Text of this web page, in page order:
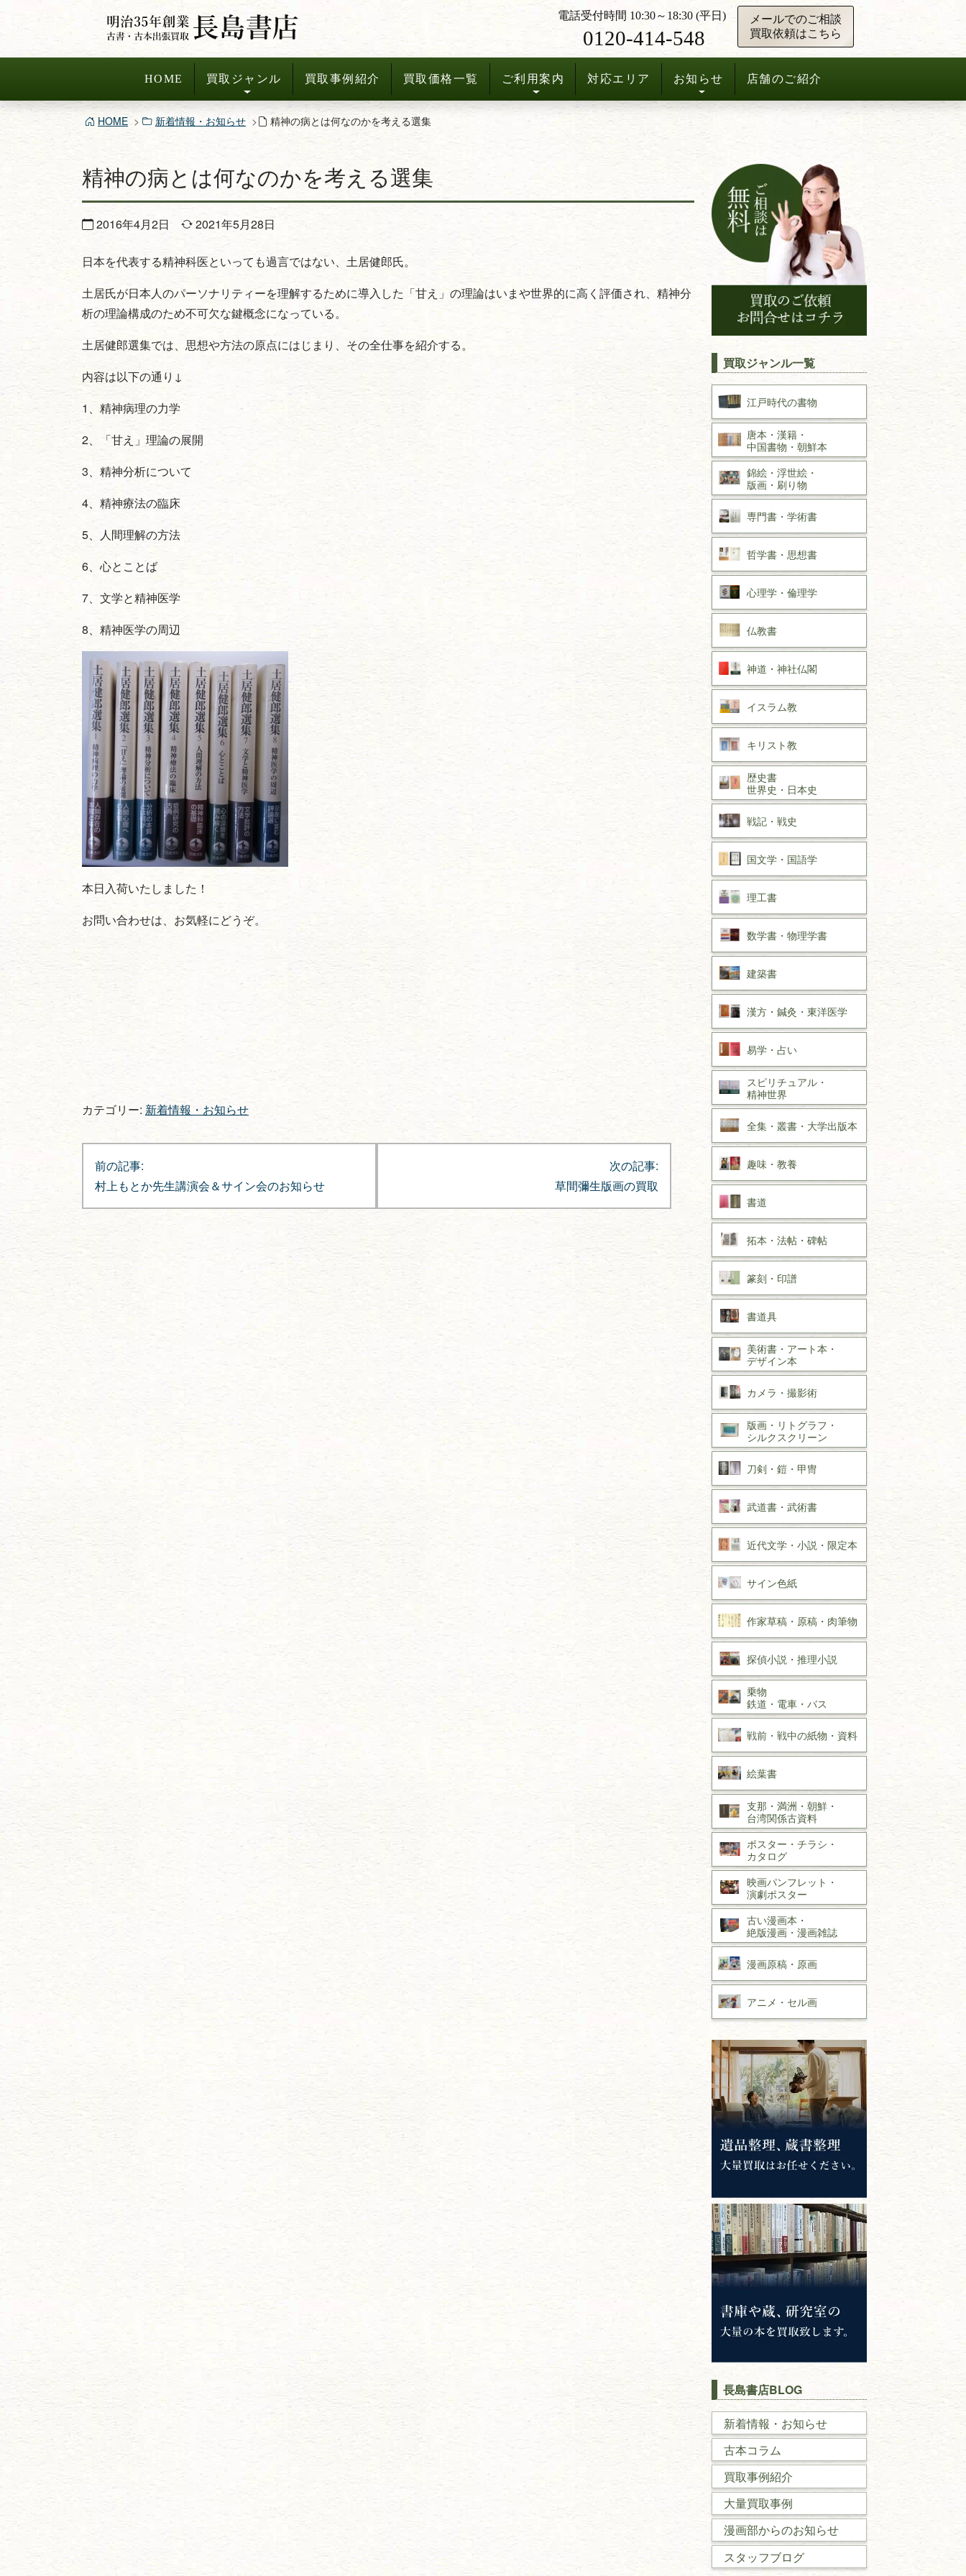
へ
HOME 買取ジャンル 買取事例紹介 買取価格一覧 ご利用案内 対応エリア お知らせ 店舗のご紹介
電話受付時間 10:30～18:30 (平日)
0120-414-548
メールでのご相談
買取依頼はこちら
HOME 新着情報・お知らせ 精神の病とは何なのかを考える選集
精神の病とは何なのかを考える選集
2016年4月2日 2021年5月28日
日本を代表する精神科医といっても過言ではない、土居健郎氏。
土居氏が日本人のパーソナリティーを理解するために導入した「甘え」の理論はいまや世界的に高く評価され、精神分
析の理論構成のため不可欠な鍵概念になっている。
土居健郎選集では、思想や方法の原点にはじまり、その全仕事を紹介する。
内容は以下の通り↓
1、精神病理の力学
2、「甘え」理論の展開
3、精神分析について
4、精神療法の臨床
5、人間理解の方法
6、心とことば
7、文学と精神医学
8、精神医学の周辺
本日入荷いたしました！
お問い合わせは、お気軽にどうぞ。
カテゴリー: 新着情報・お知らせ
投
稿
ナ
ビ
ゲ
ー
前の記事:
村上もとか先生講演会＆サイン会のお知らせ
次の記事:
草間彌生版画の買取
買取ジャンル一覧
江戸時代の書物
唐本・漢籍・
中国書物・朝鮮本
錦絵・浮世絵・
版画・刷り物
専門書・ 学術書
哲学書・思想書
心理学・倫理学
仏教書
神道・神社仏閣
イスラム教
キリスト教
歴史書
世界史・ 日本史
戦記・戦史
国文学・ 国語学
理工書
数学書・ 物理学書
建築書
漢方・ 鍼灸・ 東洋医学
易学・ 占い
スピリチュアル・
精神世界
全集・ 叢書・ 大学出版本
趣味・ 教養
書道
拓本・法帖・ 碑帖
篆刻・印譜
書道具
美術書・アート本・
デザイン本
カメラ・撮影術
版画・リトグラフ・
シルクスクリーン
刀剣・ 鎧・ 甲冑
武道書・ 武術書
近代文学・ 小説・限定本
サイン色紙
作家草稿・原稿・ 肉筆物
探偵小説・ 推理小説
乗物
鉄道・ 電車・ バス
戦前・戦中の紙物・資料
絵葉書
支那・満洲・朝鮮・
台湾関係古資料
ポスター・チラシ・
カタログ
映画パンフレット・
演劇ポスター
古い漫画本・
絶版漫画・漫画雑誌
漫画原稿・ 原画
アニメ・ セル画
長島書店BLOG
新着情報・お知らせ
古本コラム
買取事例紹介
大量買取事例
漫画部からのお知らせ
スタッフブログ